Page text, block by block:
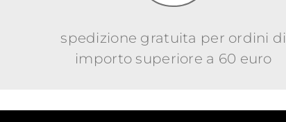
spedizione gratuita per ordini di
importo superiore a 60 euro